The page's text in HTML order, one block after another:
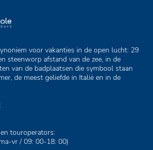
voor vakanties in de open lucht: 29
steenworp afstand van de zee, in de
van de badplaatsen die symbool staan
de meest geliefde in Italië en in de
touroperators:
vr / 09: 00-18: 00)